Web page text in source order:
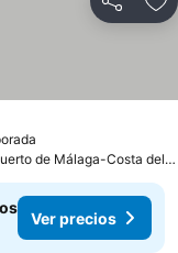
Compartir
a 3.9 km de: Aeropuerto de Málaga-Costa del Sol
Ver precios